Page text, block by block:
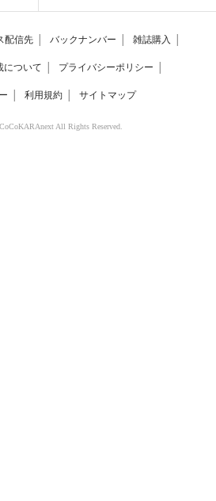
配信先 バックナンバー 雑誌購入
について プライバシーポリシー
利用規約 サイトマップ
All Rights Reserved.